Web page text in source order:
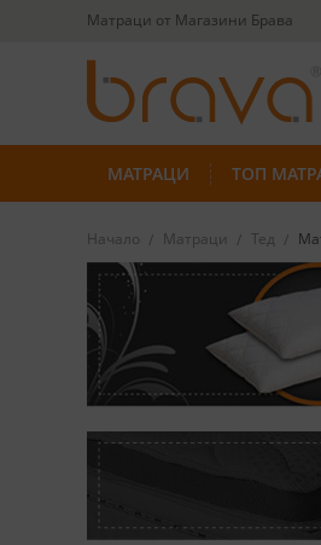
Матраци от Магазини Брава
МАТРАЦИ ТОП
Начало Матраци Тед